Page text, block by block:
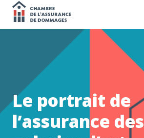
CONTENU
Chambre
l'assurance
de
dommages
Le portrait de
l’assurance des